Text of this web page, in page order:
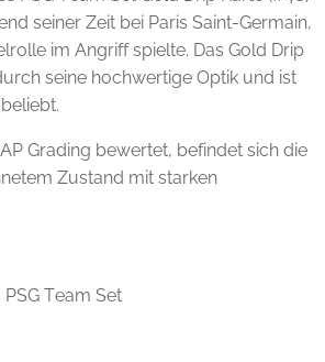
seiner Zeit bei Paris Saint-Germain,
im Angriff spielte. Das Gold Drip
seine hochwertige Optik und ist
Grading bewertet, befindet sich die
Zustand mit starken
Team Set